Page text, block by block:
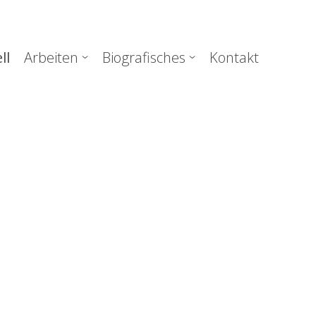
Arbeiten Biografisches Kontakt